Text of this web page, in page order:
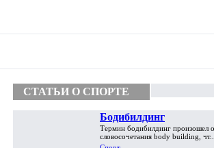
СТАТЬИ О СПОРТЕ
Бодибилдинг
Термин бодибилдинг произошел
словосочетания body building, чт...